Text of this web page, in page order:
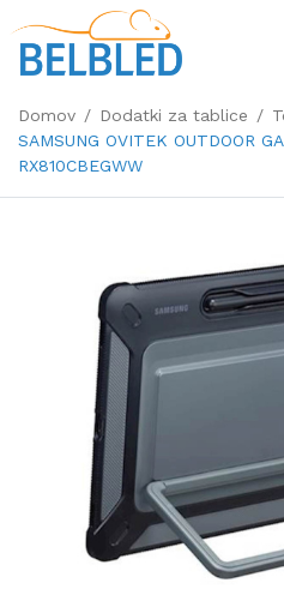
Domov Dodatki za tablice
SAMSUNG OVITEK OUTDOOR
RX810CBEGWW